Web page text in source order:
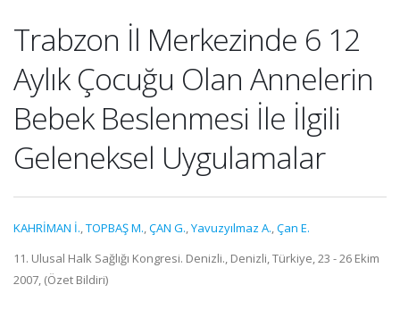
Trabzon İl Merkezinde 6 12
Aylık Çocuğu Olan Annelerin
Bebek Beslenmesi İle İlgili
Geleneksel Uygulamalar
KAHRİMAN İ.,TOPBAŞ M.,ÇAN G.,Yavuzyılmaz A.,Çan E.
11. Ulusal Halk Sağlığı Kongresi. Denizli., Denizli, Türkiye, 23 - 26 Ekim
2007, (Özet Bildiri)